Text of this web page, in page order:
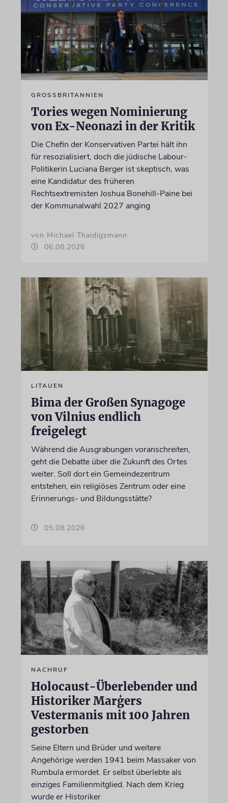
GROSSBRITANNIEN
Tories wegen Nominierung
von Ex-Neonazi in der Kritik
Die Chefin der Konservativen Partei hält ihn
für resozialisiert, doch die jüdische Labour-
Politikerin Luciana Berger ist skeptisch, was
eine Kandidatur des früheren
Rechtsextremisten Joshua Bonehill-Paine bei
der Kommunalwahl 2027 anging
von Michael Thaidigsmann
06.08.2026
LITAUEN
Bima der Großen Synagoge
von Vilnius endlich
freigelegt
Während die Ausgrabungen voranschreiten,
geht die Debatte über die Zukunft des Ortes
weiter. Soll dort ein Gemeindezentrum
entstehen, ein religiöses Zentrum oder eine
Erinnerungs- und Bildungsstätte?
05.08.2026
NACHRUF
Holocaust-Überlebender und
Historiker Marģers
Vestermanis mit 100 Jahren
gestorben
Seine Eltern und Brüder und weitere
Angehörige werden 1941 beim Massaker von
Rumbula ermordet. Er selbst überlebte als
einziges Familienmitglied. Nach dem Krieg
wurde er Historiker